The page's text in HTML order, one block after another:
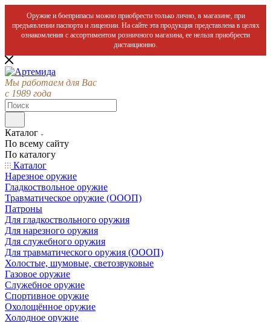
Оружие и боеприпасы можно приобрести только лично, в магазине, при
предъявлении паспорта и лицензии. На сайте эта продукция представлена в целях
ознакомления с ассортиментом розничного магазина, ее нельзя приобрести
дистанционно.
Мы работаем для Вас
с 1989 года
Каталог
По всему сайту
По каталогу
Каталог
Нарезное оружие
Гладкоствольное оружие
Травматическое оружие (ОООП)
Патроны
Для гладкоствольного оружия
Для нарезного оружия
Для служебного оружия
Для травматического оружия (ОООП)
Холостые, шумовые, светозвуковые
Газовое оружие
Служебное оружие
Спортивное оружие
Охолощённое оружие
Холодное оружие